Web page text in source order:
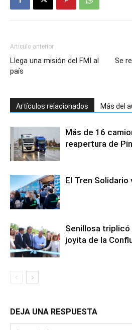
Artículo anterior
Llega una misión del FMI al
país
Se
Artículos relacionados Más del
Más de 16
reapertura de
El Tren Solidario
Senillosa
joyita de la
DEJA UNA RESPUESTA